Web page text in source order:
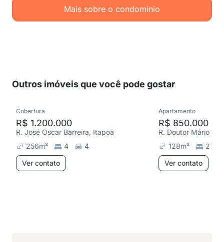
Mais sobre o condomínio
Outros imóveis que você pode gostar
Cobertura
R$ 1.200.000
R. José Oscar Barreira, Itapoã
256m² 4
4
Ver contato
Apartamento
R$ 850.000
R. Doutor Mário
128m²
2
Ver contato